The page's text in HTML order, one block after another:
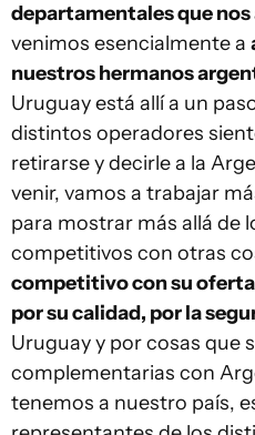
departamentales que
venimos esencialmente a
nuestros hermanos
Uruguay está allí a un
distintos operadores
retirarse y decirle a la
venir, vamos a trabajar
para mostrar más allá de
competitivos con otras
competitivo con su
por su calidad, por la
Uruguay y por cosas que
complementarias con
tenemos a nuestro país,